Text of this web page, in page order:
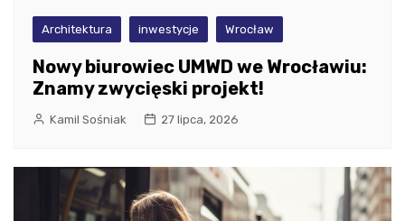
Architektura inwestycje Wrocław
Nowy biurowiec UMWD we Wrocławiu:
Znamy zwycięski projekt!
Kamil Sośniak 27 lipca, 2026